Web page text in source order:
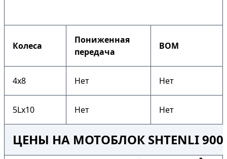
Колеса
Пониженная
передача
ВОМ
4х8 Нет Нет
5Lх10 Нет Нет
ЦЕНЫ НА МОТОБЛОК SHTENLI